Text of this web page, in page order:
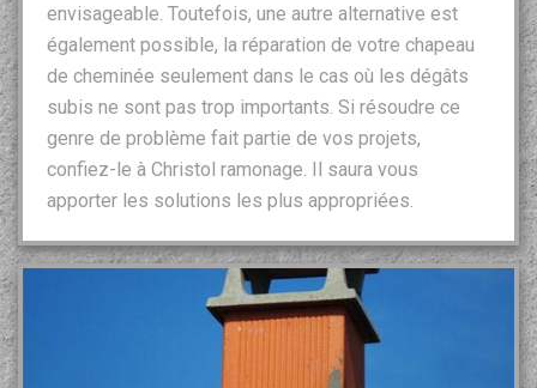
envisageable. Toutefois, une autre alternative est
également possible, la réparation de votre chapeau
de cheminée seulement dans le cas où les dégâts
subis ne sont pas trop importants. Si résoudre ce
genre de problème fait partie de vos projets,
confiez-le à Christol ramonage. Il saura vous
apporter les solutions les plus appropriées.